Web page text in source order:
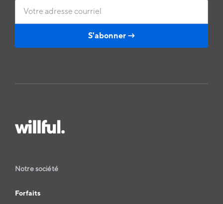
Notre société
Forfaits